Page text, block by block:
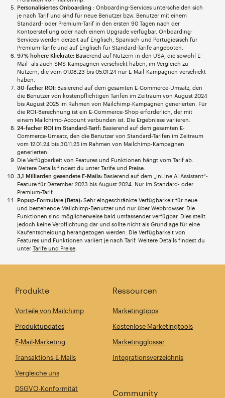
Personalisiertes Onboarding: Onboarding-Services unterscheiden sich
je nach Tarif und sind für neue Benutzer bzw. Benutzer mit einem
Standard- oder Premium-Tarif in den ersten 90 Tagen nach der
Kontoerstellung oder nach einem Upgrade verfügbar. Onboarding-
Services werden derzeit auf Englisch, Spanisch und Portugiesisch für
Premium-Tarife und auf Englisch für Standard-Tarife angeboten.
97 % höhere Klickrate:Basierend auf Nutzern in den USA, die sowohl E-
Mail- als auch SMS-Kampagnen verschickt haben, im Vergleich zu
Nutzern, die vom 01.08.23 bis 05.01.24 nur E-Mail-Kampagnen verschickt
haben.
30-facher ROI:Basierend auf dem gesamten E-Commerce-Umsatz, den
die Benutzer von kostenpflichtigen Tarifen im Zeitraum von August 2024
bis August 2025 im Rahmen von Mailchimp-Kampagnen generierten. Für
die ROI-Berechnung ist ein E-Commerce-Shop erforderlich, der mit
einem Mailchimp-Account verbunden ist. Die Ergebnisse variieren.
24-facher ROI im Standard-Tarif:Basierend auf dem gesamten E-
Commerce-Umsatz, den die Benutzer von Standard-Tarifen im Zeitraum
vom 12.01.24 bis 30.11.25 im Rahmen von Mailchimp-Kampagnen
generierten.
Die Verfügbarkeit von Features und Funktionen hängt vom Tarif ab.
Weitere Details findest du unter Tarife und Preise.
3,1 Milliarden gesendete E-Mails:Basierend auf dem „InLine AI Assistant“-
Feature für Dezember 2023 bis August 2024. Nur im Standard- oder
Premium-Tarif.
Popup-Formulare (Beta):Sehr eingeschränkte Verfügbarkeit für neue
und bestehende Mailchimp-Benutzer und nur über Webbrowser. Die
Funktionen sind möglicherweise bald umfassender verfügbar. Dies stellt
jedoch keine Verpflichtung dar und sollte nicht als Grundlage für eine
Kaufentscheidung herangezogen werden. Die Verfügbarkeit von
Features und Funktionen variiert je nach Tarif. Weitere Details findest du
unter Tarife und Preise.
Produkte
Vorteile von Mailchimp
Produktupdates
E-Mail-Marketing
Transaktions-E-Mails
Vergleiche uns
DSGVO-Konformität
Ressourcen
Marketingtipps
Kostenlose Marketingtools
Marketingglossar
Integrationsverzeichnis
Community